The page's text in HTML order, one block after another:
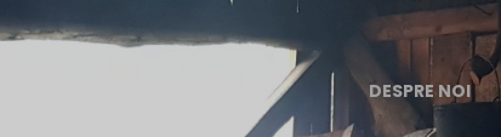
DESPRE NOI